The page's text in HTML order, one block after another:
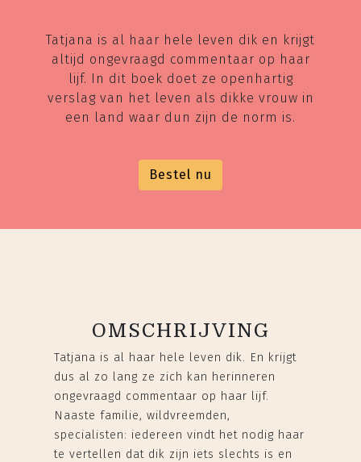
Tatjana is al haar hele leven dik en krijgt
altijd ongevraagd commentaar op haar
lijf. In dit boek doet ze openhartig
verslag van het leven als dikke vrouw in
een land waar dun zijn de norm is.
Bestel nu
OMSCHRIJVING
Tatjana is al haar hele leven dik. En krijgt
dus al zo lang ze zich kan herinneren
ongevraagd commentaar op haar lijf.
Naaste familie, wildvreemden,
specialisten: iedereen vindt het nodig haar
te vertellen dat dik zijn iets slechts is en